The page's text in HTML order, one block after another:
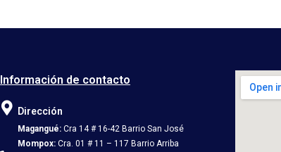
Información de contacto
Dirección
Magangué: Cra 14 # 16-42 Barrio San José
Mompox:Cra. 01 # 11 – 117 Barrio Arriba